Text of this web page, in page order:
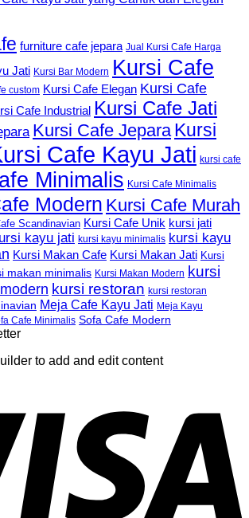
furniture cafe jepara Jual Kursi Cafe Harga
Jati Kursi Bar Modern Kursi Cafe
custom Kursi Cafe Elegan Kursi Cafe
Cafe Industrial Kursi Cafe Jati
Kursi Cafe Jepara Kursi
Cafe Kayu Jati kursi cafe
Minimalis Kursi Cafe Minimalis
Modern Kursi Cafe Murah
Scandinavian Kursi Cafe Unik kursi jati
kayu jati kursi kayu minimalis kursi kayu
Kursi Makan Cafe Kursi Makan Jati Kursi
makan minimalis Kursi Makan Modern kursi
kursi restoran kursi restoran
Meja Cafe Kayu Jati Meja Kayu
Cafe Minimalis Sofa Cafe Modern
to add and edit content